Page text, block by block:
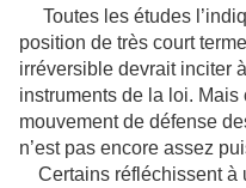
Toutes les études
position de très court
irréversible devrait inciter
instruments de la loi. Mais
mouvement de défense
n’est pas encore assez
Certains réfléchissent à